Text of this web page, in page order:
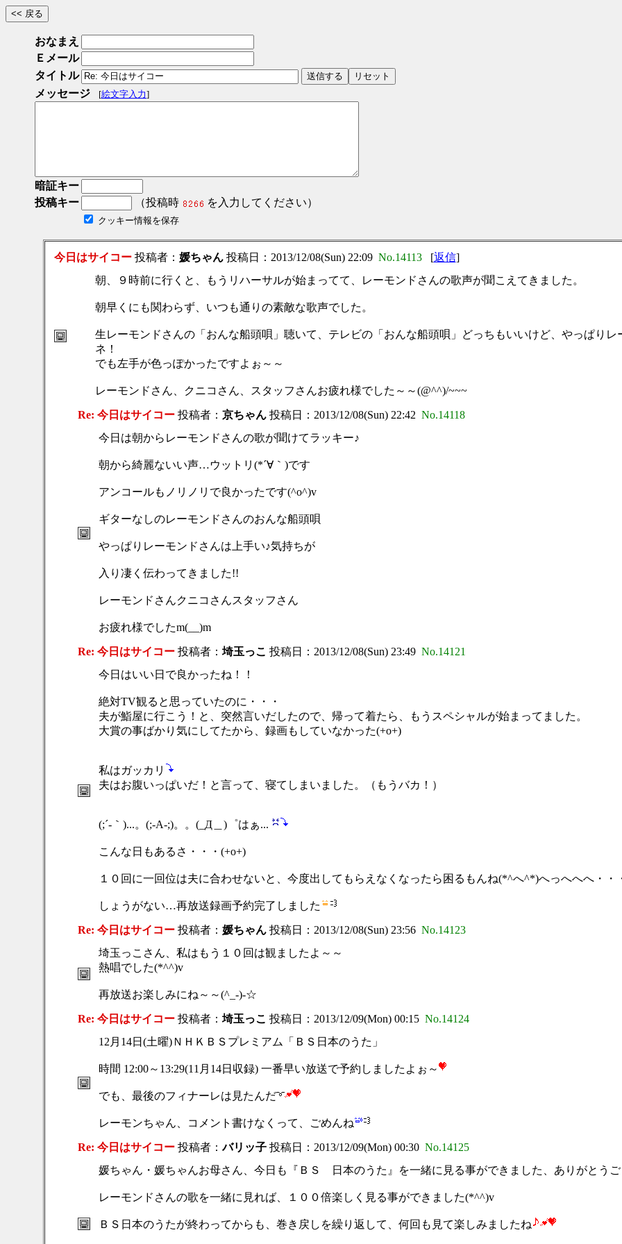
おなまえ
Ｅメール
タイトル
メッセージ
[絵文字入力]
暗証キー
投稿キー
（投稿時 を入力してください）
クッキー情報を保存
今日はサイコー投稿者： 媛ちゃん投稿日：2013/12/08(Sun) 22:09 No.14113[返信]
朝、９時前に行くと、もうリハーサルが始まってて、レーモンドさんの歌声が聞こえてきました。
朝早くにも関わらず、いつも通りの素敵な歌声でした。
生レーモンドさんの「おんな船頭唄」聴いて、テレビの「おんな船頭唄」どっちもいいけど、やっぱり
ネ！
でも左手が色っぽかったですよぉ～～
レーモンドさん、クニコさん、スタッフさんお疲れ様でした～～(@^^)/~~~
Re: 今日はサイコー投稿者： 京ちゃん投稿日：2013/12/08(Sun) 22:42 No.14118
今日は朝からレーモンドさんの歌が聞けてラッキー♪
朝から綺麗ないい声…ウットリ(*´∀｀)です
アンコールもノリノリで良かったです(^o^)v
ギターなしのレーモンドさんのおんな船頭唄
やっぱりレーモンドさんは上手い♪気持ちが
入り凄く伝わってきました!!
レーモンドさんクニコさんスタッフさん
お疲れ様でしたm(__)m
Re: 今日はサイコー投稿者： 埼玉っこ 投稿日：2013/12/08(Sun) 23:49 No.14121
今日はいい日で良かったね！！
絶対TV観ると思っていたのに・・・
夫が鮨屋に行こう！と、突然言いだしたので、帰って着たら、もうスペシャルが始まってました。
大賞の事ばかり気にしてたから、録画もしていなかった(+o+)
私はガッカリ
夫はお腹いっぱいだ！と言って、寝てしまいました。（もうバカ！）
(;´-｀)...。(;-A-;)。。(_Д＿)゜はぁ...
こんな日もあるさ・・・(+o+)
１０回に一回位は夫に合わせないと、今度出してもらえなくなったら困るもんね(*^へ^*)へっへへへ・・
しょうがない…再放送録画予約完了しました
Re: 今日はサイコー投稿者： 媛ちゃん投稿日：2013/12/08(Sun) 23:56 No.14123
埼玉っこさん、私はもう１０回は観ましたよ～～
熱唱でした(*^^)v
再放送お楽しみにね～～(^_-)-☆
Re: 今日はサイコー投稿者： 埼玉っこ 投稿日：2013/12/09(Mon) 00:15 No.14124
12月14日(土曜)ＮＨＫＢＳプレミアム「ＢＳ日本のうた」
時間 12:00～13:29(11月14日収録) 一番早い放送で予約しましたよぉ～
でも、最後のフィナーレは見たんだ
レーモンちゃん、コメント書けなくって、ごめんね
Re: 今日はサイコー投稿者：バリッ子投稿日：2013/12/09(Mon) 00:30 No.14125
媛ちゃん・媛ちゃんお母さん、今日も『ＢＳ 日本のうた』を一緒に見る事ができました、ありがとうご
レーモンドさんの歌を一緒に見れば、１００倍楽しく見る事ができました(*^^)v
ＢＳ日本のうたが終わってからも、巻き戻しを繰り返して、何回も見て楽しみましたね